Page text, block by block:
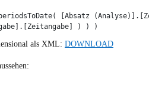
[Absatz
) ) )
als XML: DOWNLOAD